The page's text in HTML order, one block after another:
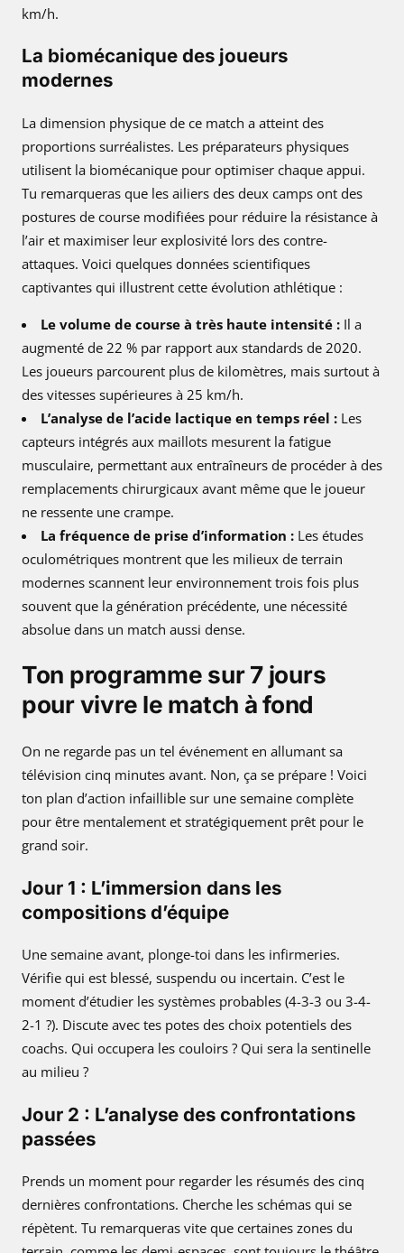
km/h.
La biomécanique des joueurs
modernes
La dimension physique de ce match a atteint des
proportions surréalistes. Les préparateurs physiques
utilisent la biomécanique pour optimiser chaque appui.
Tu remarqueras que les ailiers des deux camps ont des
postures de course modifiées pour réduire la résistance à
l’air et maximiser leur explosivité lors des contre-
attaques. Voici quelques données scientifiques
captivantes qui illustrent cette évolution athlétique :
Le volume de course à très haute intensité : Il a
augmenté de 22 % par rapport aux standards de 2020.
Les joueurs parcourent plus de kilomètres, mais surtout à
des vitesses supérieures à 25 km/h.
L’analyse de l’acide lactique en temps réel : Les
capteurs intégrés aux maillots mesurent la fatigue
musculaire, permettant aux entraîneurs de procéder à des
remplacements chirurgicaux avant même que le joueur
ne ressente une crampe.
La fréquence de prise d’information : Les études
oculométriques montrent que les milieux de terrain
modernes scannent leur environnement trois fois plus
souvent que la génération précédente, une nécessité
absolue dans un match aussi dense.
Ton programme sur 7 jours
pour vivre le match à fond
On ne regarde pas un tel événement en allumant sa
télévision cinq minutes avant. Non, ça se prépare ! Voici
ton plan d’action infaillible sur une semaine complète
pour être mentalement et stratégiquement prêt pour le
grand soir.
Jour 1 : L’immersion dans les
compositions d’équipe
Une semaine avant, plonge-toi dans les infirmeries.
Vérifie qui est blessé, suspendu ou incertain. C’est le
moment d’étudier les systèmes probables (4-3-3 ou 3-4-
2-1 ?). Discute avec tes potes des choix potentiels des
coachs. Qui occupera les couloirs ? Qui sera la sentinelle
au milieu ?
Jour 2 : L’analyse des confrontations
passées
Prends un moment pour regarder les résumés des cinq
dernières confrontations. Cherche les schémas qui se
répètent. Tu remarqueras vite que certaines zones du